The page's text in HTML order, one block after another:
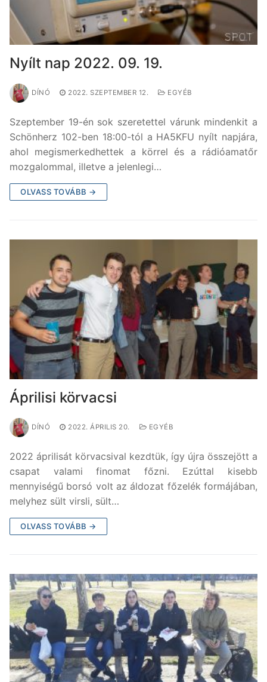
Nyílt nap 2022. 09. 19.
DÍNÓ 2022. SZEPTEMBER 12. EGYÉB
Szeptember 19-én sok szeretettel várunk mindenkit a
Schönherz 102-ben 18:00-tól a HA5KFU nyílt napjára,
ahol megismerkedhettek a körrel és a rádióamatőr
mozgalommal, illetve a jelenlegi…
OLVASS TOVÁBB →
Áprilisi körvacsi
DÍNÓ 2022. ÁPRILIS 20. EGYÉB
2022 áprilisát körvacsival kezdtük, így újra összejött a
csapat valami finomat főzni. Ezúttal kisebb
mennyiségű borsó volt az áldozat főzelék formájában,
melyhez sült virsli, sült…
OLVASS TOVÁBB →